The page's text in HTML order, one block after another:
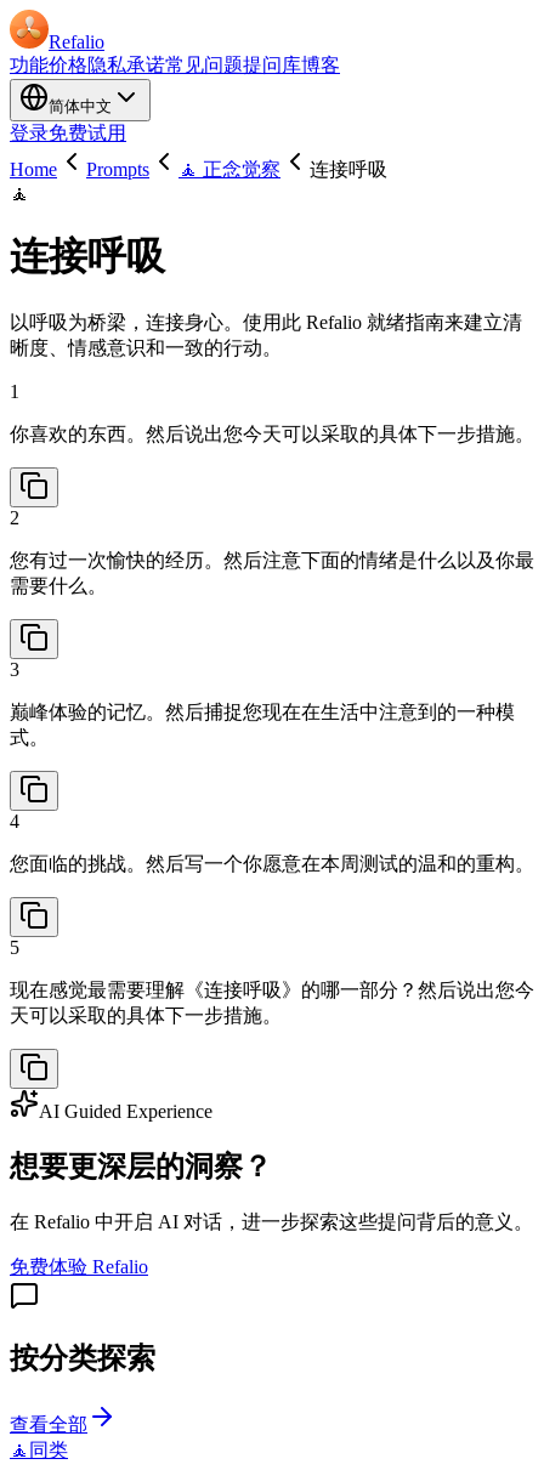
Refalio
功能价格隐私承诺常见问题提问库博客
简体中文
登录免费试用
Home
Prompts 🧘 正念觉察
连接呼吸
🧘
连接呼吸
以呼吸为桥梁，连接身心。使用此 Refalio 就绪指南来建立清
晰度、情感意识和一致的行动。
1
你喜欢的东西。然后说出您今天可以采取的具体下一步措施。
2
您有过一次愉快的经历。然后注意下面的情绪是什么以及你最
需要什么。
3
巅峰体验的记忆。然后捕捉您现在在生活中注意到的一种模
式。
4
您面临的挑战。然后写一个你愿意在本周测试的温和的重构。
5
现在感觉最需要理解《连接呼吸》的哪一部分？然后说出您今
天可以采取的具体下一步措施。
AI Guided Experience
想要更深层的洞察？
在 Refalio 中开启 AI 对话，进一步探索这些提问背后的意义。
免费体验 Refalio
按分类探索
查看全部
🧘 同类